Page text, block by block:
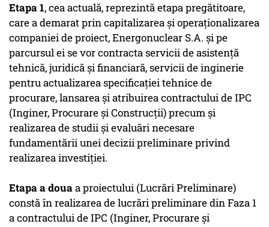
Etapa 1, cea actuală, reprezintă etapa pregătitoare,
care a demarat prin capitalizarea și operaționalizarea
companiei de proiect, Energonuclear S.A. și pe
parcursul ei se vor contracta servicii de asistență
tehnică, juridică și financiară, servicii de inginerie
pentru actualizarea specificației tehnice de
procurare, lansarea și atribuirea contractului de IPC
(Inginer, Procurare și Construcții) precum și
realizarea de studii și evaluări necesare
fundamentării unei decizii preliminare privind
realizarea investiției.
Etapa a douaa proiectului (Lucrări Preliminare)
constă în realizarea de lucrări preliminare din Faza 1
a contractului de IPC (Inginer, Procurare și